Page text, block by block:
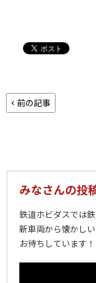
前の記事
みなさんの投
鉄道ホビダスでは
新車両から懐かし
お待ちしています！